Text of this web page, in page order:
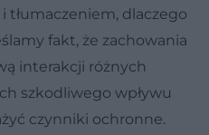
tłumaczeniem, dlaczego
fakt, że zachowania
interakcji różnych
szkodliwego wpływu
czynniki ochronne.